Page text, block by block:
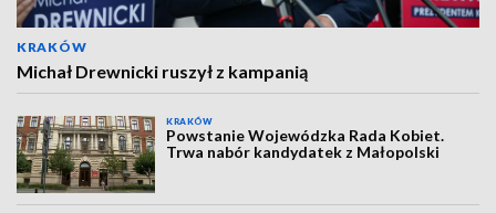
KRAKÓW
Michał Drewnicki ruszył z kampanią
KRAKÓW
Powstanie Wojewódzka Rada Kobiet.
Trwa nabór kandydatek z Małopolski